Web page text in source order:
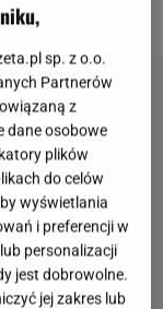
sp. z o.o.
Partnerów
z
dane osobowe
plików
do celów
wyświetlania
i preferencji w
personalizacji
jest dobrowolne.
jej zakres lub